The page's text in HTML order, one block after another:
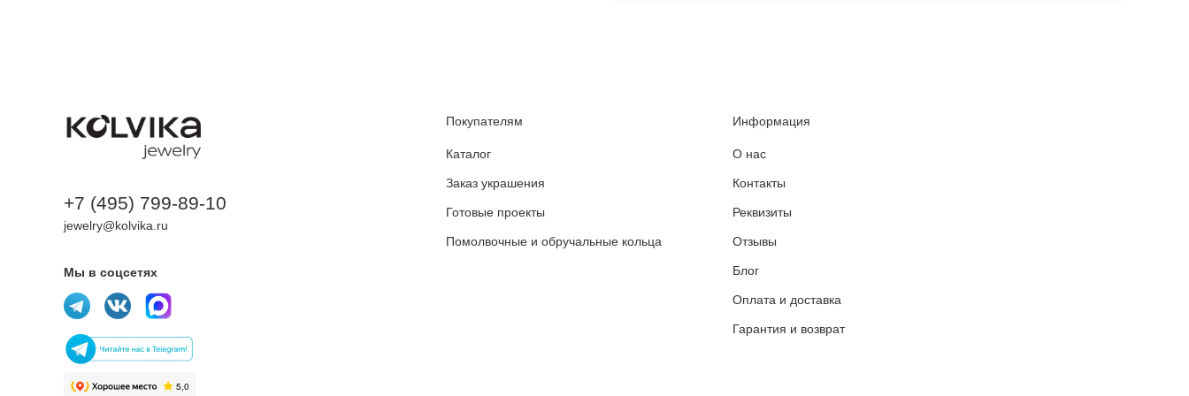
Покупателям
Каталог
Заказ украшения
Готовые проекты
Помолвочные и обручальные кольца
Информация
О нас
Контакты
Реквизиты
Отзывы
Блог
Оплата и доставка
Гарантия и возврат
+7 (495) 799-89-10
jewelry@kolvika.ru
Мы в соцсетях